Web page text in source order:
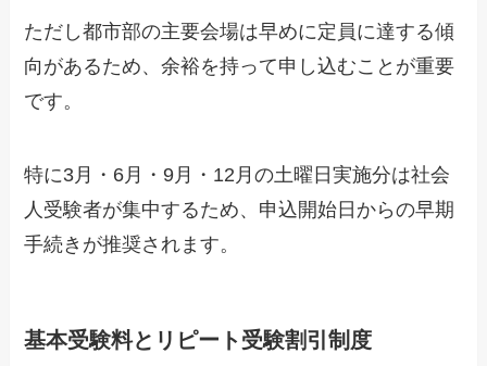
ただし都市部の主要会場は早めに定員に達する傾
向があるため、余裕を持って申し込むことが重要
です。
特に3月・6月・9月・12月の土曜日実施分は社会
人受験者が集中するため、申込開始日からの早期
手続きが推奨されます。
基本受験料とリピート受験割引制度